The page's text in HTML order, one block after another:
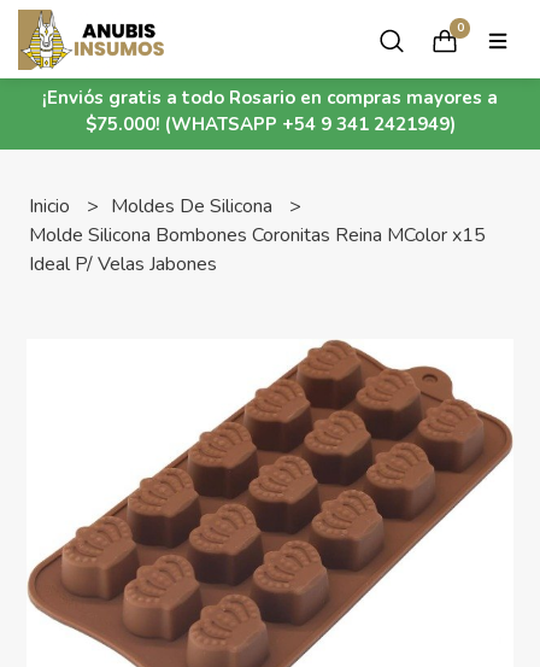
¡Enviós gratis a todo Rosario en compras mayores a
$75.000! (WHATSAPP +54 9 341 2421949)
0
Inicio
Moldes De Silicona
Molde Silicona Bombones Coronitas Reina MColor x15
Ideal P/ Velas Jabones